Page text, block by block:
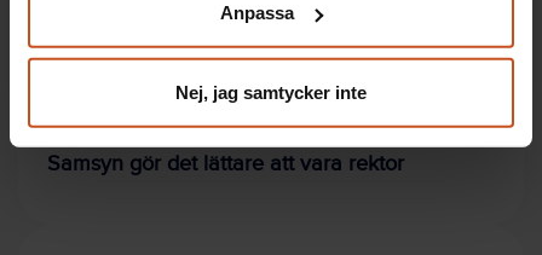
integritet@suntarbetsliv.se.Anpassa
Nej, jag samtycker inte
"Nu kan jag vara nära mina
Chefoskopet visar vägen till förändring i
Umeå
Samsyn gör det lättare att vara rektor